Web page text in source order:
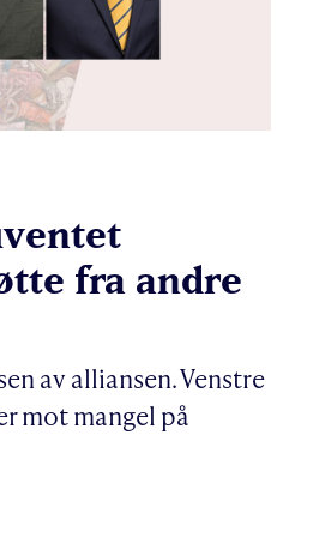
fra andre
av alliansen. Venstre
mot mangel på